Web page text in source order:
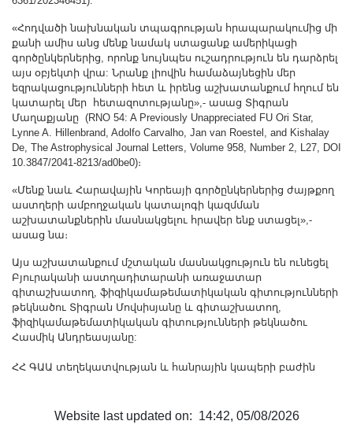
«Հոդվածի նախնական տպագրության հրապարակումից մի
քանի ամիս անց մենք նամակ ստացանք ամերիկացի
գործընկերներից, որոնք նույնպես ուշադրություն են դարձրել
այս օբյեկտի վրա: Նրանք լիովին համաձայնեցին մեր
եզրակացությունների հետ և իրենց աշխատանքում հղում են
կատարել մեր հետազոտությանը»,- ասաց Տիգրան
Մաղաքյանը (RNO 54: A Previously Unappreciated FU Ori Star,
Lynne A. Hillenbrand, Adolfo Carvalho, Jan van Roestel, and Kishalay
De, The Astrophysical Journal Letters, Volume 958, Number 2, L27, DOI
10.3847/2041-8213/ad0be0)։
«Մենք նաև Հարավային Կորեայի գործընկերներից ժայթքող
աստղերի ամբողջական կատալոգի կազմման
աշխատանքներին մասնակցելու հրավեր ենք ստացել»,-
ասաց նա։
Այս աշխատանքում մշտական մասնակցություն են ունեցել
Բյուրականի աստղադիտարանի առաջատար
գիտաշխատող, ֆիզիկամաթեմատիկական գիտությունների
թեկնածու Տիգրան Մովսիսյանը և գիտաշխատող,
ֆիզիկամաթեմատիկական գիտությունների թեկնածու
Հասմիկ Անդրեասյանը:
ՀՀ ԳԱԱ տեղեկատվության և հանրային կապերի բաժին
Website last updated on: 14:42, 05/08/2026